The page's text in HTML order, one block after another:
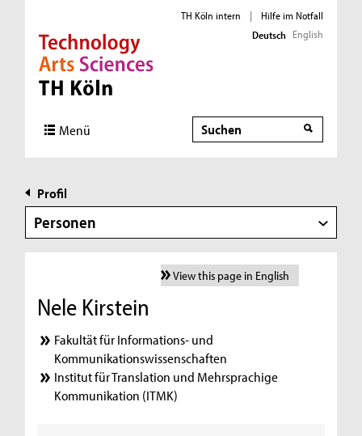
Direkt zur Hauptnavigation
Direkt zur Subnavigation
Direkt zum Inhalt
Direkt zum Fußbereich
TH Köln intern |
Hilfe im Notfall
Deutsch English
Menü Suche
Profil
Personen
View this page in English
Nele Kirstein
Fakultät für Informations- und
Kommunikationswissenschaften
Institut für Translation und Mehrsprachige
Kommunikation (ITMK)